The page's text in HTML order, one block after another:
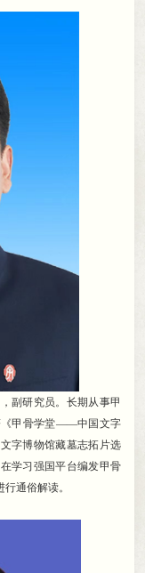
副研究员。 长期从事甲
《甲骨学堂——中国文字
字博物馆藏墓志拓片选
学习强国平台编发甲骨
通俗解读。